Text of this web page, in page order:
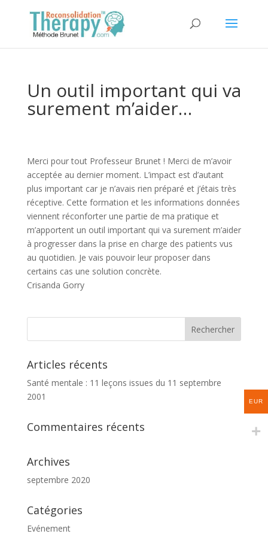
Un outil important qui va
surement m’aider…
Merci pour tout Professeur Brunet ! Merci de m’avoir
acceptée au dernier moment. L’impact est d’autant
plus important car je n’avais rien préparé et j’étais très
réceptive. Cette formation et les informations données
viennent réconforter une partie de ma pratique et
m’apportent un outil important qui va surement m’aider
à progresser dans la prise en charge des patients vus
au quotidien. Je vais pouvoir leur proposer dans
certains cas une solution concrète.
Crisanda Gorry
Articles récents
Santé mentale : 11 leçons issues du 11 septembre
2001
Commentaires récents
Archives
septembre 2020
Catégories
Evénement
EUR